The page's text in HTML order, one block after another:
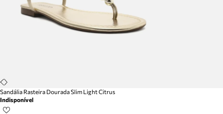
Sandália Rasteira Dourada Slim Light Citrus
Indisponível